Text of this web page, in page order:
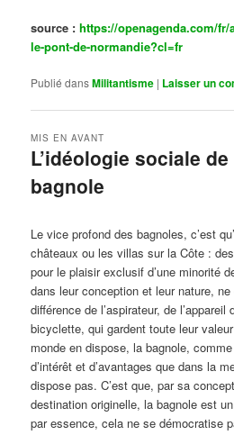
source :https://openagenda.com/fr/
le-pont-de-normandie?cl=fr
Publié dansMilitantisme | Laisser un
L’idéologie sociale de
bagnole
MIS EN AVANT
Le vice profond des bagnoles, c’est
châteaux ou les villas sur la Côte :
pour le plaisir exclusif d’une minorité
dans leur conception et leur nature,
différence de l’aspirateur, de
bicyclette, qui gardent toute leur
monde en dispose, la bagnole,
d’intérêt et d’avantages que dans la
dispose pas. C’est que, par sa
destination originelle, la bagnole est
par essence, cela ne se démocratise